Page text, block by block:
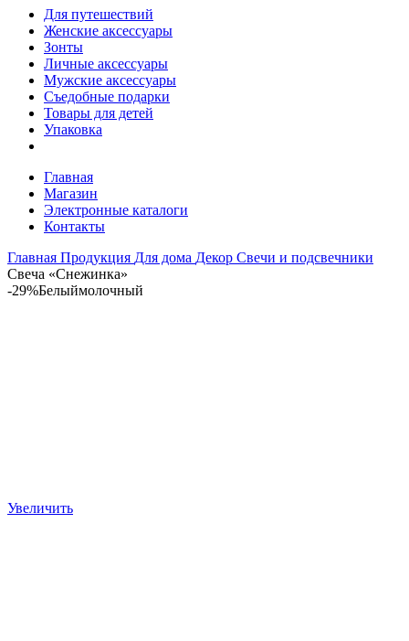
Для путешествий
Женские аксессуары
Зонты
Личные аксессуары
Мужские аксессуары
Съедобные подарки
Товары для детей
Упаковка
Главная
Магазин
Электронные каталоги
Контакты
Главная Продукция Для дома Декор Свечи и подсвечники
Свеча «Снежинка»
-29%Белыймолочный
Увеличить